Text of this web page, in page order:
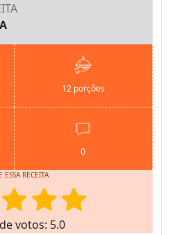
12 porções
0
ESSA RECEITA
votos: 5.0